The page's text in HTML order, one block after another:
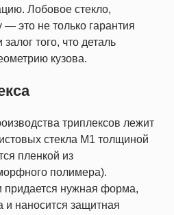
Лобовое стекло,
— это не только гарантия
того, что деталь
кузова.
триплексов лежит
стекла М1 толщиной
пленкой из
полимера).
придается нужная форма,
и наносится защитная